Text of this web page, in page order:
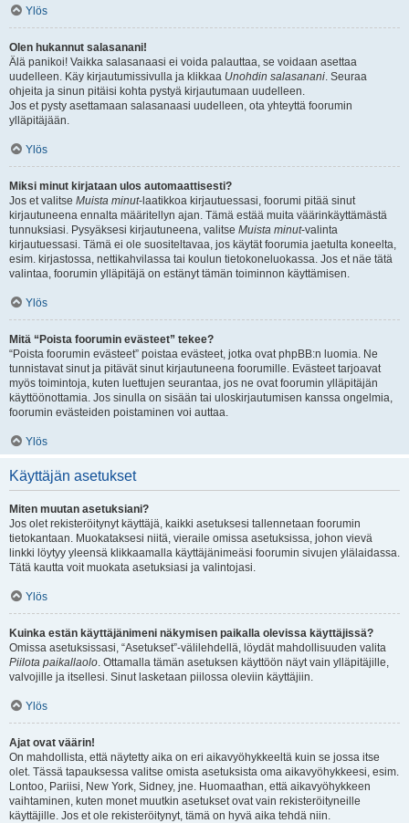
Ylös
Olen hukannut salasanani!
Älä panikoi! Vaikka salasanaasi ei voida palauttaa, se voidaan asettaa
uudelleen. Käy kirjautumissivulla ja klikkaa Unohdin salasanani. Seuraa
ohjeita ja sinun pitäisi kohta pystyä kirjautumaan uudelleen.
Jos et pysty asettamaan salasanaasi uudelleen, ota yhteyttä foorumin
ylläpitäjään.
Ylös
Miksi minut kirjataan ulos automaattisesti?
Jos et valitse Muista minut-laatikkoa kirjautuessasi, foorumi pitää sinut
kirjautuneena ennalta määritellyn ajan. Tämä estää muita väärinkäyttämästä
tunnuksiasi. Pysyäksesi kirjautuneena, valitse Muista minut-valinta
kirjautuessasi. Tämä ei ole suositeltavaa, jos käytät foorumia jaetulta koneelta,
esim. kirjastossa, nettikahvilassa tai koulun tietokoneluokassa. Jos et näe tätä
valintaa, foorumin ylläpitäjä on estänyt tämän toiminnon käyttämisen.
Ylös
Mitä “Poista foorumin evästeet” tekee?
“Poista foorumin evästeet” poistaa evästeet, jotka ovat phpBB:n luomia. Ne
tunnistavat sinut ja pitävät sinut kirjautuneena foorumille. Evästeet tarjoavat
myös toimintoja, kuten luettujen seurantaa, jos ne ovat foorumin ylläpitäjän
käyttöönottamia. Jos sinulla on sisään tai uloskirjautumisen kanssa ongelmia,
foorumin evästeiden poistaminen voi auttaa.
Ylös
Käyttäjän asetukset
Miten muutan asetuksiani?
Jos olet rekisteröitynyt käyttäjä, kaikki asetuksesi tallennetaan foorumin
tietokantaan. Muokataksesi niitä, vieraile omissa asetuksissa, johon vievä
linkki löytyy yleensä klikkaamalla käyttäjänimeäsi foorumin sivujen ylälaidassa.
Tätä kautta voit muokata asetuksiasi ja valintojasi.
Ylös
Kuinka estän käyttäjänimeni näkymisen paikalla olevissa käyttäjissä?
Omissa asetuksissasi, “Asetukset”-välilehdellä, löydät mahdollisuuden valita
Piilota paikallaolo. Ottamalla tämän asetuksen käyttöön näyt vain ylläpitäjille,
valvojille ja itsellesi. Sinut lasketaan piilossa oleviin käyttäjiin.
Ylös
Ajat ovat väärin!
On mahdollista, että näytetty aika on eri aikavyöhykkeeltä kuin se jossa itse
olet. Tässä tapauksessa valitse omista asetuksista oma aikavyöhykkeesi, esim.
Lontoo, Pariisi, New York, Sidney, jne. Huomaathan, että aikavyöhykkeen
vaihtaminen, kuten monet muutkin asetukset ovat vain rekisteröityneille
käyttäjille. Jos et ole rekisteröitynyt, tämä on hyvä aika tehdä niin.